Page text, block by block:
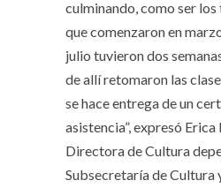
culminando, como ser los
que comenzaron en
julio tuvieron dos
de allí retomaron las
se hace entrega de un
asistencia”, expresó
Directora de Cultura
Subsecretaría de Cultura